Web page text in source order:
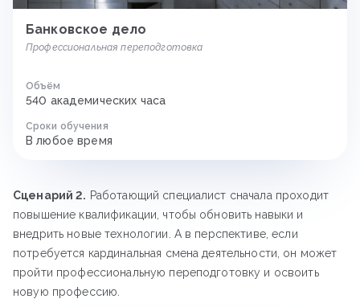
Банковское дело
Профессиональная переподготовка
Объём
540 академических часа
Сроки обучения
В любое время
Сценарий 2. Работающий специалист сначала проходит
повышение квалификации, чтобы обновить навыки и
внедрить новые технологии. А в перспективе, если
потребуется кардинальная смена деятельности, он может
пройти профессиональную переподготовку и освоить
новую профессию.